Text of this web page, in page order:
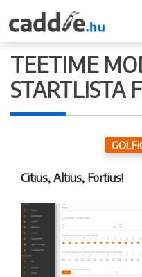
TEETIME
STARTLISTA
Citius, Altius, Fortius!